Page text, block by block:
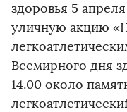
здоровья 5
уличную акцию
Всемирного дня
14.00 около